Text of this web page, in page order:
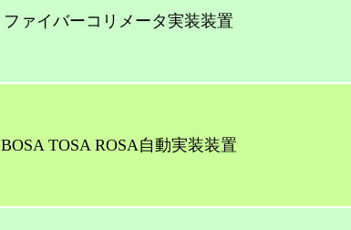
ファイバーコリメータ実装装置
BOSA TOSA ROSA自動実装装置